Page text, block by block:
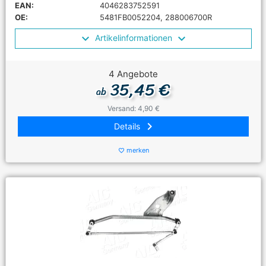
EAN:
4046283752591
OE:
5481FB0052204, 288006700R
Artikelinformationen
4 Angebote
ab35,45 €
Versand: 4,90 €
Details keyboard_arrow_right
favorite_border merken